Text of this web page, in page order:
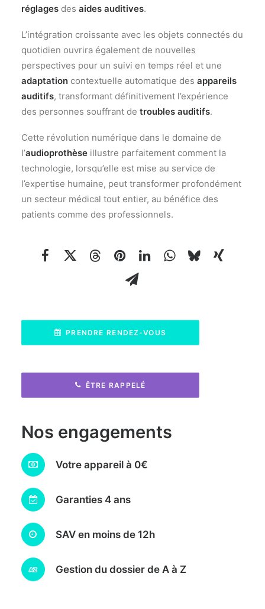
réglages des aides auditives.
L’intégration croissante avec les objets connectés du
quotidien ouvrira également de nouvelles
perspectives pour un suivi en temps réel et une
adaptation contextuelle automatique des appareils
auditifs, transformant définitivement l’expérience
des personnes souffrant de troubles auditifs.
Cette révolution numérique dans le domaine de
l’audioprothèse illustre parfaitement comment la
technologie, lorsqu’elle est mise au service de
l’expertise humaine, peut transformer profondément
un secteur médical tout entier, au bénéfice des
patients comme des professionnels.
PRENDRE RENDEZ-VOUS
ÊTRE RAPPELÉ
Nos engagements
Votre appareil à 0€
Garanties 4 ans
SAV en moins de 12h
Gestion du dossier de A à Z